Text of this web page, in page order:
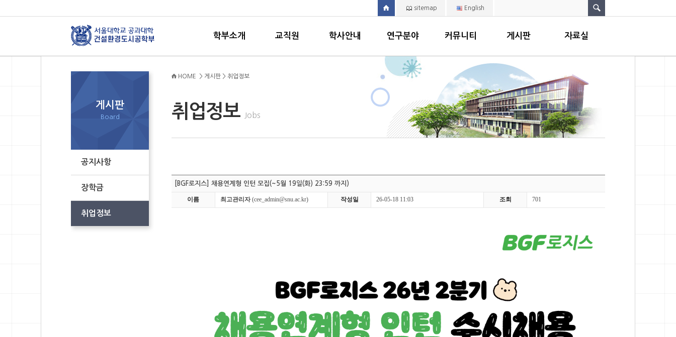
sitemap English
학부소개 교직원 학사안내 연구분야 커뮤니티 게시판 자료실
게시판
Board
공지사항
장학금
취업정보
취업정보 Jobs
HOME > 게시판 > 취업정보
[BGF로지스] 채용연계형 인턴 모집(~5월 19일(화) 23:59 까지)
이름 최고관리자(cee_admin@snu.ac.kr) 작성일 26-05-18 11:03 조회 701